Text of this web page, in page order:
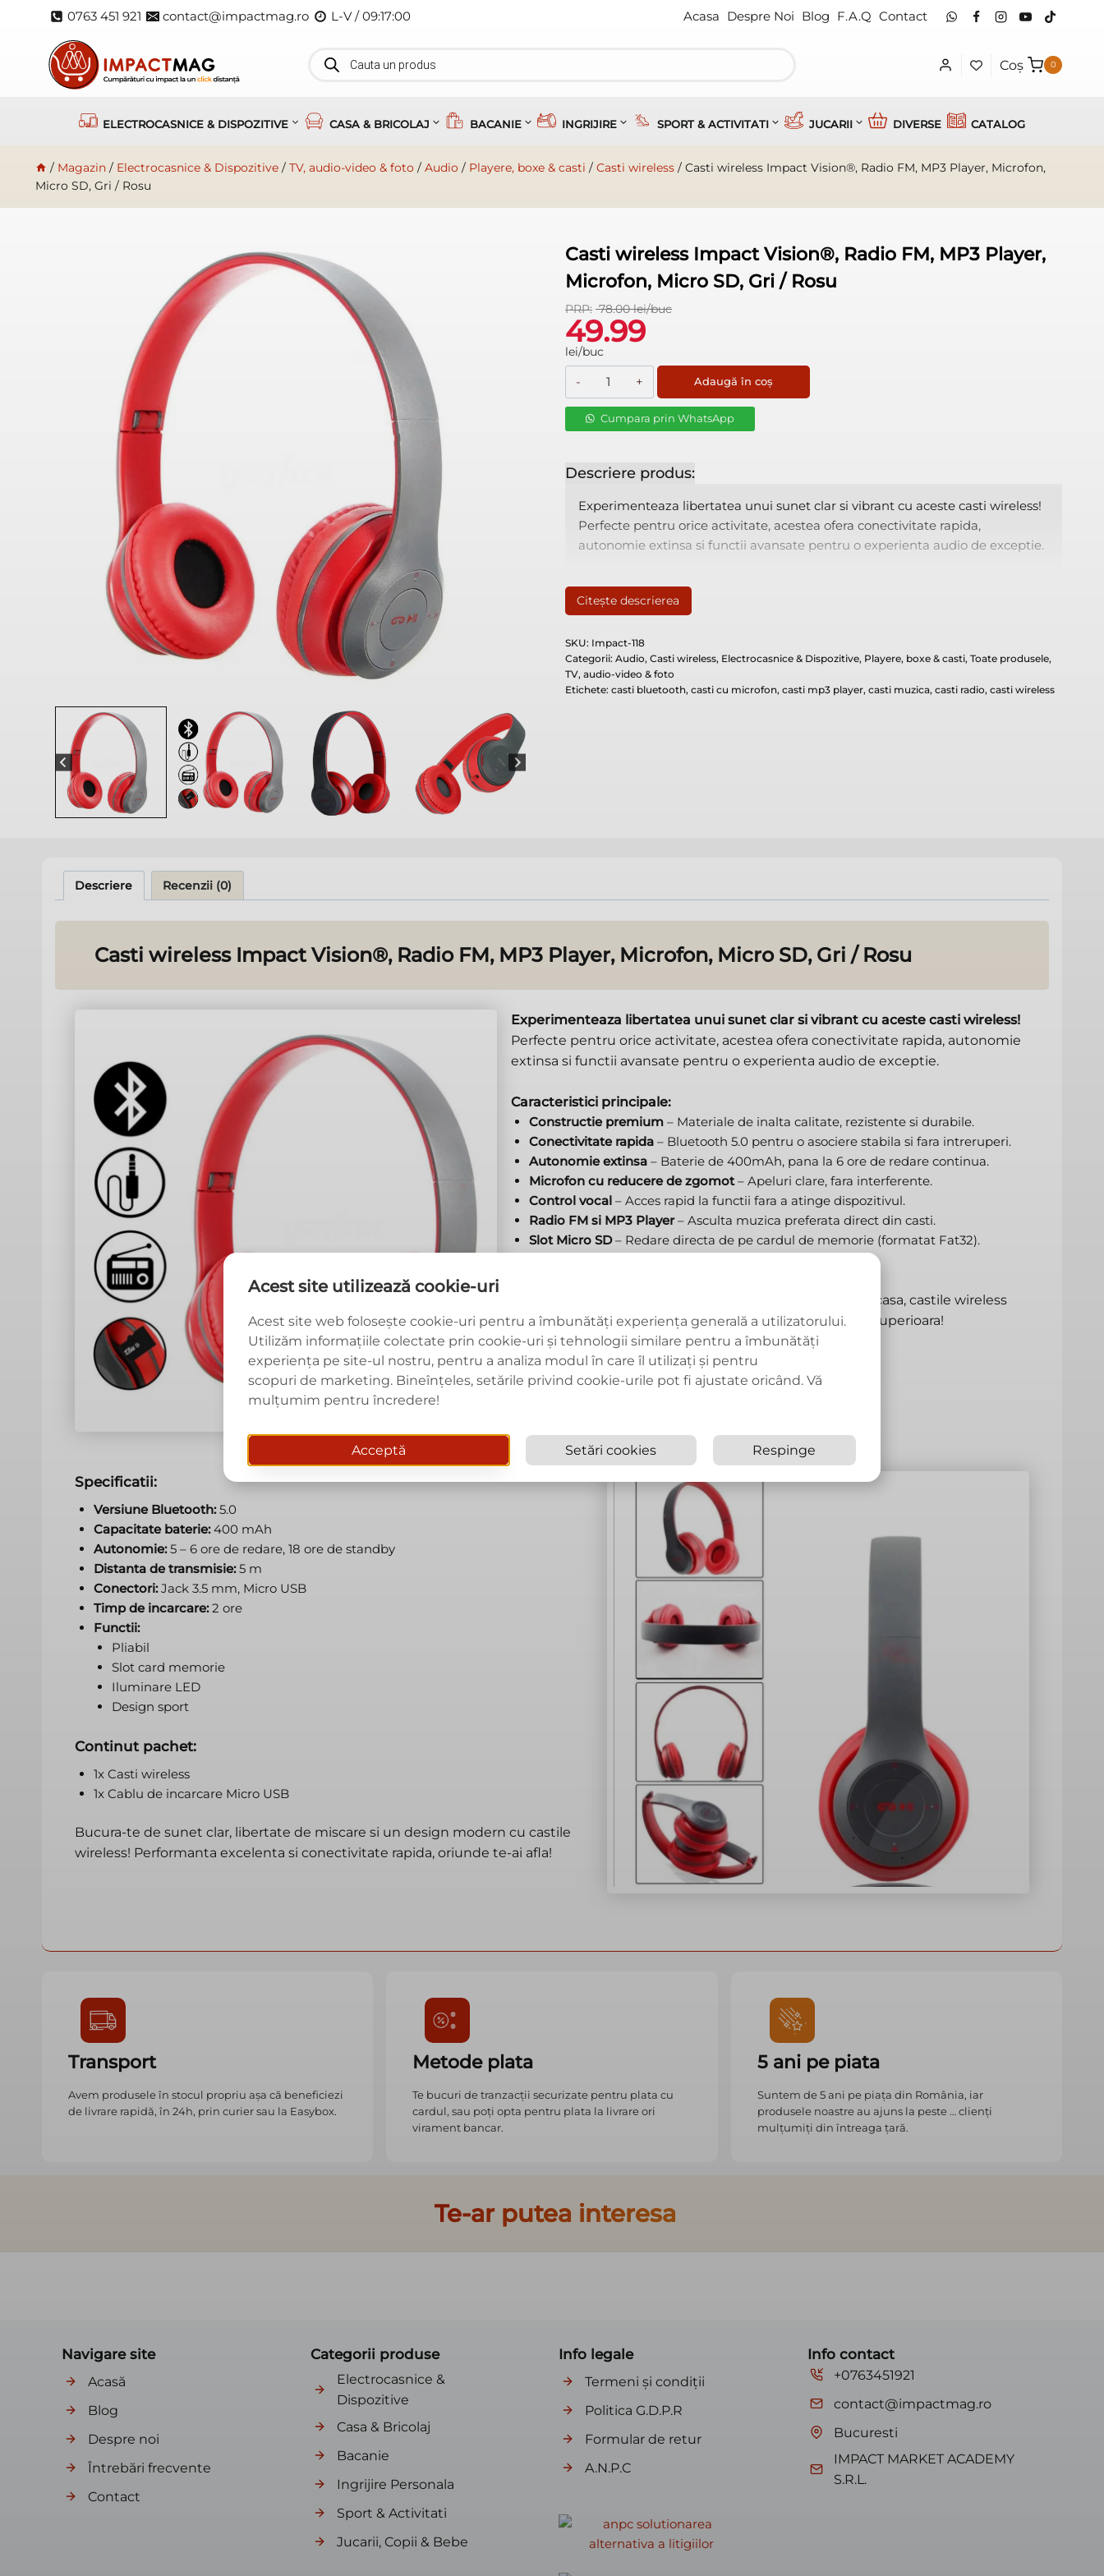
0763 451 921 contact@impactmag.ro L-V / 09:17:00 Acasa Despre Noi Blog F.A.Q Contact
Products
search Coș 0
ELECTROCASNICE & DISPOZITIVE CASA & BRICOLAJ BACANIE INGRIJIRE SPORT & ACTIVITATI JUCARII DIVERSE CATALOG
/ Magazin / Electrocasnice & Dispozitive / TV, audio-video & foto / Audio / Playere, boxe & casti / Casti wireless / Casti wireless Impact Vision®, Radio FM, MP3 Player, Microfon,
Micro SD, Gri / Rosu
Casti wireless Impact Vision®, Radio FM, MP3 Player,
Microfon, Micro SD, Gri / Rosu
PRP: 78.00 lei/buc
49.99
lei/buc
Cantitate
Casti
wireless
Impact
Radio
MP3
Player,
Microfon,
SD,
Gri
Rosu
Adaugă în coș
Cumpara prin WhatsApp
Descriere produs:
Experimenteaza libertatea unui sunet clar si vibrant cu aceste casti wireless!
Perfecte pentru orice activitate, acestea ofera conectivitate rapida,
autonomie extinsa si functii avansate pentru o experienta audio de exceptie.
Citește descrierea
SKU: Impact-118
Categorii: Audio, Casti wireless, Electrocasnice & Dispozitive, Playere, boxe & casti, Toate produsele,
TV, audio-video & foto
Etichete: casti bluetooth, casti cu microfon, casti mp3 player, casti muzica, casti radio, casti wireless
Descriere Recenzii (0)
Casti wireless Impact Vision®, Radio FM, MP3 Player, Microfon, Micro SD, Gri / Rosu
Experimenteaza libertatea unui sunet clar si vibrant cu aceste casti wireless!
Perfecte pentru orice activitate, acestea ofera conectivitate rapida, autonomie
extinsa si functii avansate pentru o experienta audio de exceptie.
Caracteristici principale:
Constructie premium – Materiale de inalta calitate, rezistente si durabile.
Conectivitate rapida – Bluetooth 5.0 pentru o asociere stabila si fara intreruperi.
Autonomie extinsa– Baterie de 400mAh, pana la 6 ore de redare continua.
Microfon cu reducere de zgomot– Apeluri clare, fara interferente.
Control vocal – Acces rapid la functii fara a atinge dispozitivul.
Radio FM si MP3 Player– Asculta muzica preferata direct din casti.
Slot Micro SD– Redare directa de pe cardul de memorie (formatat Fat32).
Indiferent daca te antrenezi, calatoresti sau te relaxezi acasa, castile wireless
sunt alegerea ideala pentru mobilitate si calitate audio superioara!
Specificatii:
Versiune Bluetooth:5.0
Capacitate baterie:400 mAh
Autonomie:5 – 6 ore de redare, 18 ore de standby
Distanta de transmisie:5 m
Conectori:Jack 3.5 mm, Micro USB
Timp de incarcare:2 ore
Functii:
Pliabil
Slot card memorie
Iluminare LED
Design sport
Continut pachet:
1x Casti wireless
1x Cablu de incarcare Micro USB
Bucura-te de sunet clar, libertate de miscare si un design modern cu castile
wireless! Performanta excelenta si conectivitate rapida, oriunde te-ai afla!
Transport
Avem produsele în stocul propriu așa că beneficiezi
de livrare rapidă, în 24h, prin curier sau la Easybox.
Metode plata
Te bucuri de tranzacții securizate pentru plata cu
cardul, sau poți opta pentru plata la livrare ori
virament bancar.
5 ani pe piata
Suntem de 5 ani pe piața din România, iar
produsele noastre au ajuns la peste … clienți
mulțumiți din întreaga țară.
Te-ar putea interesa
Navigare site
Acasă
Blog
Despre noi
Întrebări frecvente
Contact
Categorii produse
Electrocasnice &
Dispozitive
Casa & Bricolaj
Bacanie
Ingrijire Personala
Sport & Activitati
Jucarii, Copii & Bebe
Info legale
Termeni și condiții
Politica G.D.P.R
Formular de retur
A.N.P.C
Info contact
+0763451921
contact@impactmag.ro
Bucuresti
IMPACT MARKET ACADEMY
S.R.L.
Acest site utilizează cookie-uri
Acest site web folosește cookie-uri pentru a îmbunătăți experiența generală a utilizatorului.
Utilizăm informațiile colectate prin cookie-uri și tehnologii similare pentru a îmbunătăți
experiența pe site-ul nostru, pentru a analiza modul în care îl utilizați și pentru
scopuri de marketing. Bineînțeles, setările privind cookie-urile pot fi ajustate oricând. Vă
mulțumim pentru încredere!
Acceptă Setări cookies Respinge